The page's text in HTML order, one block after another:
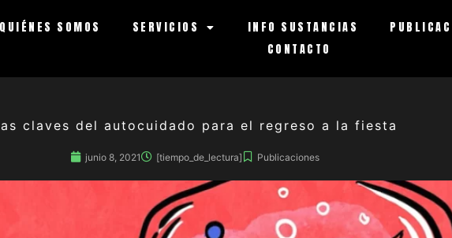
QUIÉNES SOMOS SERVICIOS INFO SUSTANCIAS
CONTACTO
claves del autocuidado para el regreso a la fiesta
junio 8, 2021 [tiempo_de_lectura] Publicaciones